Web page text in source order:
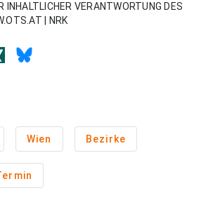
INHALTLICHER VERANTWORTUNG DES
| NRK
Wien Bezirke